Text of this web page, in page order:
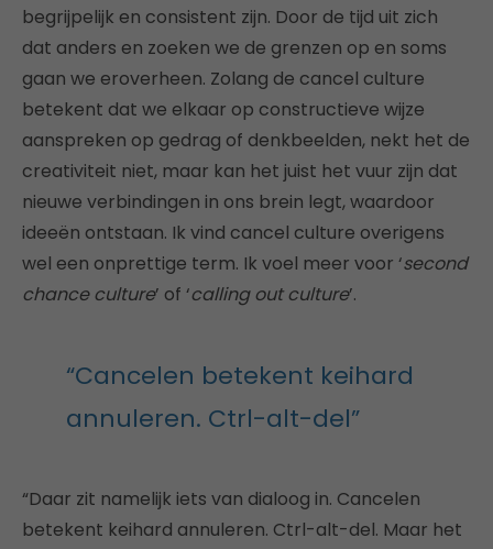
begrijpelijk en consistent zijn. Door de tijd uit zich
dat anders en zoeken we de grenzen op en soms
gaan we eroverheen. Zolang de cancel culture
betekent dat we elkaar op constructieve wijze
aanspreken op gedrag of denkbeelden, nekt het de
creativiteit niet, maar kan het juist het vuur zijn dat
nieuwe verbindingen in ons brein legt, waardoor
ideeën ontstaan. Ik vind cancel culture overigens
wel een onprettige term. Ik voel meer voor ‘second
chance culture’ of ‘calling out culture’.
“Cancelen betekent keihard
annuleren. Ctrl-alt-del”
“Daar zit namelijk iets van dialoog in. Cancelen
betekent keihard annuleren. Ctrl-alt-del. Maar het